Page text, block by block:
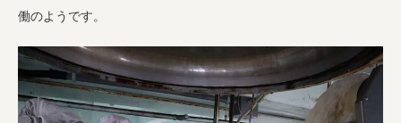
働のようです。